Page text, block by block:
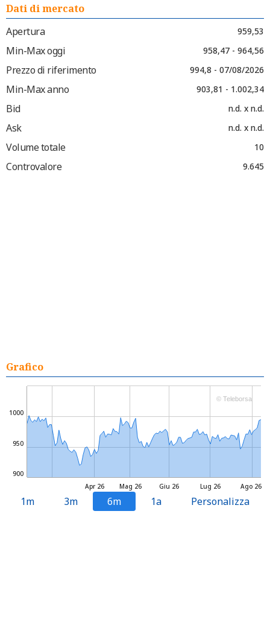
Dati di mercato
Apertura
959,53
Min-Max oggi 958,47 - 964,56
Prezzo di riferimento 994,8 - 07/08/2026
Min-Max anno 903,81 - 1.002,34
Bid n.d. x n.d.
Ask n.d. x n.d.
Volume totale 10
Controvalore 9.645
Grafico
Mag 26 Lug 26
Apr 26 Giu 26 Ago 26
900
950
1000
© Teleborsa
1m 3m 6m 1a Personalizza